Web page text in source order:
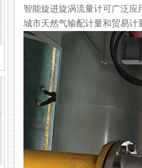
智能旋进旋涡流量计可广泛应用于
城市天然气输配计量和贸易计量